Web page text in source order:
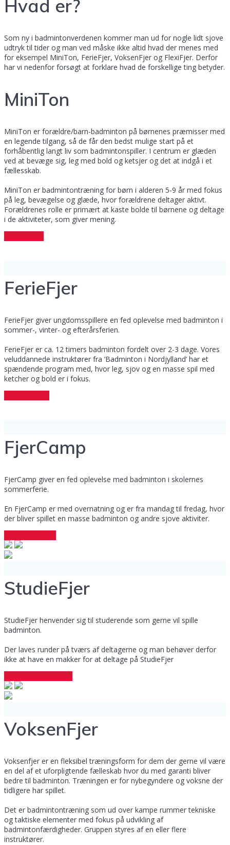
Hvad er?
Som ny i badmintonverdenen kommer man ud for nogle lidt sjove
udtryk til tider og man ved måske ikke altid hvad der menes med
for eksempel MiniTon, FerieFjer, VoksenFjer og FlexiFjer. Derfor
har vi nedenfor forsøgt at forklare hvad de forskellige ting betyder.
MiniTon
MiniTon er forældre/barn-badminton på børnenes præmisser med
en legende tilgang, så de får den bedst mulige start på et
forhåbentlig langt liv som badmintonspiller. I centrum er glæden
ved at bevæge sig, leg med bold og ketsjer og det at indgå i et
fællesskab.
MiniTon er badmintontræning for børn i alderen 5-9 år med fokus
på leg, bevægelse og glæde, hvor forældrene deltager aktivt.
Forældrenes rolle er primært at kaste bolde til børnene og deltage
i de aktiviteter, som giver mening.
FerieFjer
FerieFjer giver ungdomsspillere en fed oplevelse med badminton i
sommer-, vinter- og efterårsferien.
FerieFjer er ca. 12 timers badminton fordelt over 2-3 dage. Vores
veluddannede instruktører fra ‘Badminton i Nordjylland’ har et
spændende program med, hvor leg, sjov og en masse spil med
ketcher og bold er i fokus.
FjerCamp
FjerCamp giver en fed oplevelse med badminton i skolernes
sommerferie.
En FjerCamp er med overnatning og er fra mandag til fredag, hvor
der bliver spillet en masse badminton og andre sjove aktiviter.
StudieFjer
StudieFjer henvender sig til studerende som gerne vil spille
badminton.
Der laves runder på tværs af deltagerne og man behøver derfor
ikke at have en makker for at deltage på StudieFjer
VoksenFjer
Voksenfjer er en fleksibel træningsform for dem der gerne vil være
en del af et uforpligtende fælleskab hvor du med garanti bliver
bedre til badminton. Træningen er for nybegyndere og voksne der
tidligere har spillet.
Det er badmintontræning som ud over kampe rummer tekniske
og taktiske elementer med fokus på udvikling af
badmintonfærdigheder. Gruppen styres af en eller flere
instruktører.